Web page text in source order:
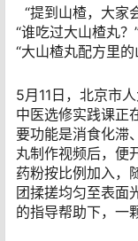
“提到山楂，大家
“谁吃过大山楂丸？
“大山楂丸配方里
5月11日，北京市
中医选修实践课正
要功能是消食化滞
丸制作视频后，便
药粉按比例加入，
团揉搓均匀至表面
的指导帮助下，一